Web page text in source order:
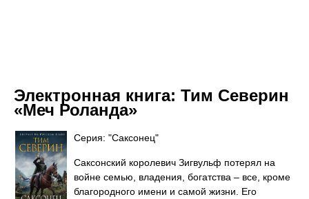
Электронная книга: Тим Северин
«Меч Роланда»
Серия: "Саксонец"
Саксонский королевич Зигвульф потерял на
войне семью, владения, богатства – все, кроме
благородного имени и самой жизни. Его